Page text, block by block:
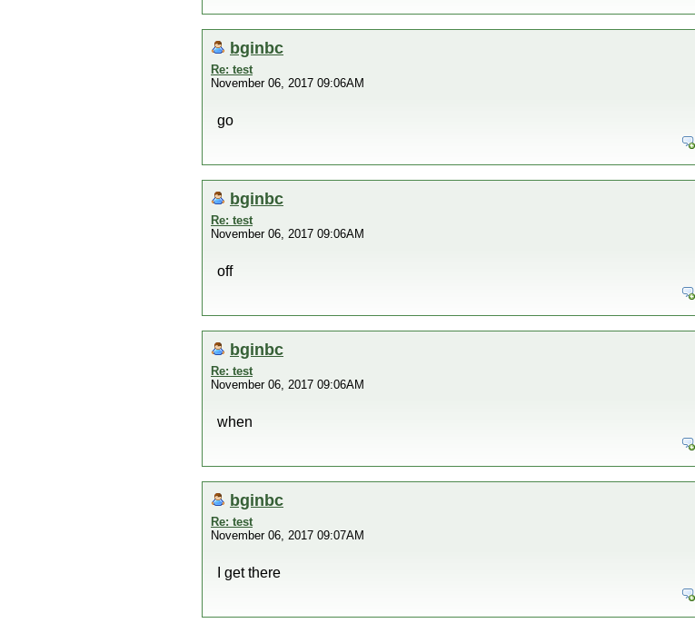
bginbc
Re: test
November 06, 2017 09:06AM
go
bginbc
Re: test
November 06, 2017 09:06AM
off
bginbc
Re: test
November 06, 2017 09:06AM
when
bginbc
Re: test
November 06, 2017 09:07AM
I get there